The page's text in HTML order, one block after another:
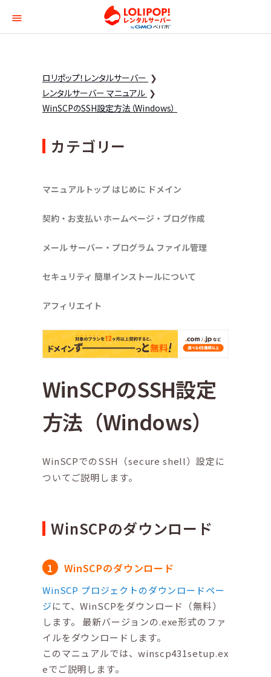
ロリポップ！レンタル
ロリポップ！レンタルサーバー
レンタルサーバー マニュアル
WinSCPのSSH設定方法（Windows）
カテゴリー
マニュアルトップ はじめに ドメイン
契約・お支払い ホームページ・ブログ作成
メールサーバー・プログラム ファイル管理
セキュリティ 簡単インストールについて
アフィリエイト
WinSCPのSSH設定
方法（Windows）
WinSCPでのSSH（secure shell）設定に
ついてご説明します。
WinSCPのダウンロード
WinSCPのダウンロード
WinSCP プロジェクトのダウンロードペー
ジにて、WinSCPをダウンロード（無料）
します。 最新バージョンの.exe形式のファ
イルをダウンロードします。
このマニュアルでは、winscp431setup.ex
eでご説明します。